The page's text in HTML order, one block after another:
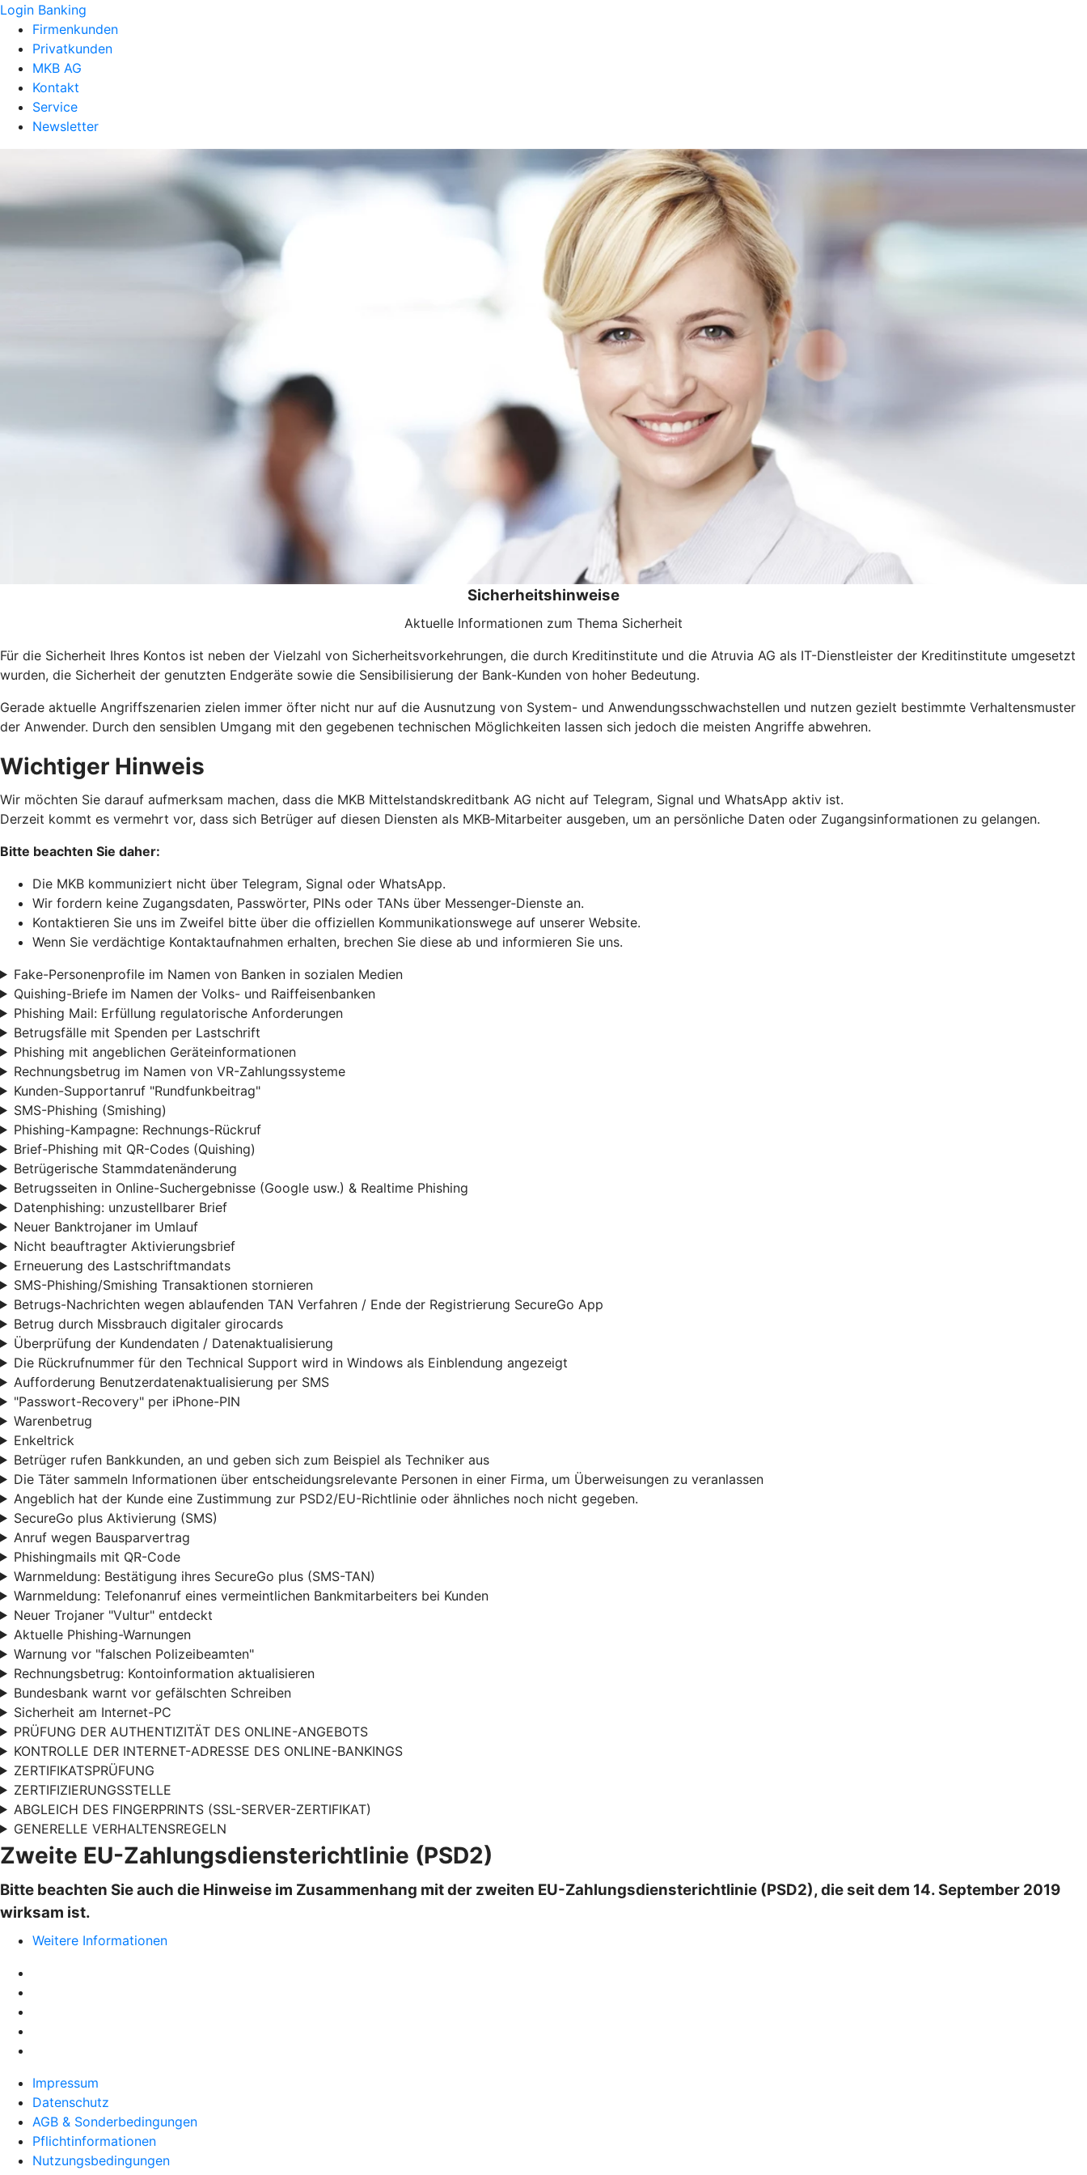
Login Banking
Firmenkunden
Privatkunden
MKB AG
Kontakt
Service
Newsletter
Sicherheitshinweise
Aktuelle Informationen zum Thema Sicherheit
Für die Sicherheit Ihres Kontos ist neben der Vielzahl von Sicherheitsvorkehrungen, die durch Kreditinstitute und die Atruvia AG als IT-Dienstleister der Kreditinstitute umgesetzt
wurden, die Sicherheit der genutzten Endgeräte sowie die Sensibilisierung der Bank-Kunden von hoher Bedeutung.
Gerade aktuelle Angriffszenarien zielen immer öfter nicht nur auf die Ausnutzung von System- und Anwendungsschwachstellen und nutzen gezielt bestimmte Verhaltensmuster
der Anwender. Durch den sensiblen Umgang mit den gegebenen technischen Möglichkeiten lassen sich jedoch die meisten Angriffe abwehren.
Wichtiger Hinweis
Wir möchten Sie darauf aufmerksam machen, dass die MKB Mittelstandskreditbank AG nicht auf Telegram, Signal und WhatsApp aktiv ist.
Derzeit kommt es vermehrt vor, dass sich Betrüger auf diesen Diensten als MKB‑Mitarbeiter ausgeben, um an persönliche Daten oder Zugangsinformationen zu gelangen.
Bitte beachten Sie daher:
Die MKB kommuniziert nicht über Telegram, Signal oder WhatsApp.
Wir fordern keine Zugangsdaten, Passwörter, PINs oder TANs über Messenger‑Dienste an.
Kontaktieren Sie uns im Zweifel bitte über die offiziellen Kommunikationswege auf unserer Website.
Wenn Sie verdächtige Kontaktaufnahmen erhalten, brechen Sie diese ab und informieren Sie uns.
Fake-Personenprofile im Namen von Banken in sozialen Medien
Quishing-Briefe im Namen der Volks- und Raiffeisenbanken
Phishing Mail: Erfüllung regulatorische Anforderungen
Betrugsfälle mit Spenden per Lastschrift
Phishing mit angeblichen Geräteinformationen
Rechnungsbetrug im Namen von VR-Zahlungssysteme
Kunden-Supportanruf "Rundfunkbeitrag"
SMS-Phishing (Smishing)
Phishing-Kampagne: Rechnungs-Rückruf
Brief-Phishing mit QR-Codes (Quishing)
Betrügerische Stammdatenänderung
Betrugsseiten in Online-Suchergebnisse (Google usw.) & Realtime Phishing
Datenphishing: unzustellbarer Brief
Neuer Banktrojaner im Umlauf
Nicht beauftragter Aktivierungsbrief
Erneuerung des Lastschriftmandats
SMS-Phishing/Smishing Transaktionen stornieren
Betrugs-Nachrichten wegen ablaufenden TAN Verfahren / Ende der Registrierung SecureGo App
Betrug durch Missbrauch digitaler girocards
Überprüfung der Kundendaten / Datenaktualisierung
Die Rückrufnummer für den Technical Support wird in Windows als Einblendung angezeigt
Aufforderung Benutzerdatenaktualisierung per SMS
"Passwort-Recovery" per iPhone-PIN
Warenbetrug
Enkeltrick
Betrüger rufen Bankkunden, an und geben sich zum Beispiel als Techniker aus
Die Täter sammeln Informationen über entscheidungsrelevante Personen in einer Firma, um Überweisungen zu veranlassen
Angeblich hat der Kunde eine Zustimmung zur PSD2/EU-Richtlinie oder ähnliches noch nicht gegeben.
SecureGo plus Aktivierung (SMS)
Anruf wegen Bausparvertrag
Phishingmails mit QR-Code
Warnmeldung: Bestätigung ihres SecureGo plus (SMS-TAN)
Warnmeldung: Telefonanruf eines vermeintlichen Bankmitarbeiters bei Kunden
Neuer Trojaner "Vultur" entdeckt
Aktuelle Phishing-Warnungen
Warnung vor "falschen Polizeibeamten"
Rechnungsbetrug: Kontoinformation aktualisieren
Bundesbank warnt vor gefälschten Schreiben
Sicherheit am Internet-PC
PRÜFUNG DER AUTHENTIZITÄT DES ONLINE-ANGEBOTS
KONTROLLE DER INTERNET-ADRESSE DES ONLINE-BANKINGS
ZERTIFIKATSPRÜFUNG
ZERTIFIZIERUNGSSTELLE
ABGLEICH DES FINGERPRINTS (SSL-SERVER-ZERTIFIKAT)
GENERELLE VERHALTENSREGELN
Zweite EU-Zahlungsdiensterichtlinie (PSD2)
Bitte beachten Sie auch die Hinweise im Zusammenhang mit der zweiten EU-Zahlungsdiensterichtlinie (PSD2), die seit dem 14. September 2019
wirksam ist.
Weitere Informationen
Impressum
Datenschutz
AGB & Sonderbedingungen
Pflichtinformationen
Nutzungsbedingungen